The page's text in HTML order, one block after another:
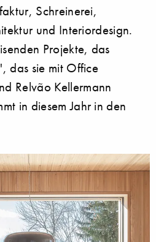
Schreinerei,
und Interiordesign.
Projekte, das
das sie mit Office
Relvão Kellermann
in diesem Jahr in den